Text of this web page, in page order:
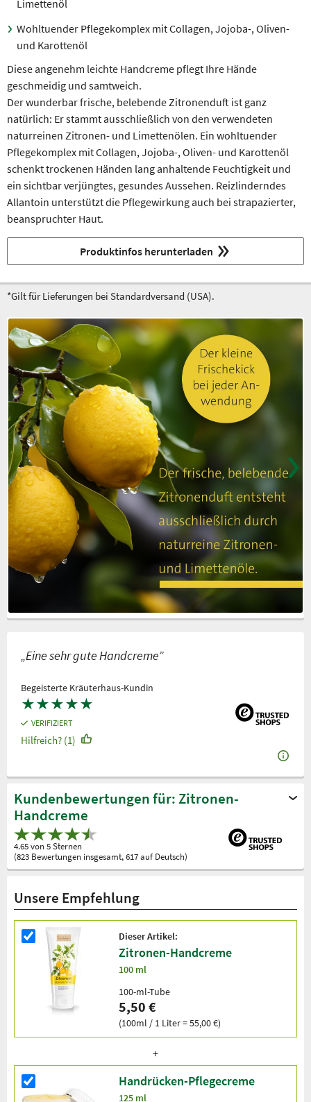
Limettenöl
Wohltuender Pflegekomplex mit Collagen, Jojoba-, Oliven-
und Karottenöl
Diese angenehm leichte Handcreme pflegt Ihre Hände
geschmeidig und samtweich.
Der wunderbar frische, belebende Zitronenduft ist ganz
natürlich: Er stammt ausschließlich von den verwendeten
naturreinen Zitronen- und Limettenölen. Ein wohltuender
Pflegekomplex mit Collagen, Jojoba-, Oliven- und Karottenöl
schenkt trockenen Händen lang anhaltende Feuchtigkeit und
ein sichtbar verjüngtes, gesundes Aussehen. Reizlinderndes
Allantoin unterstützt die Pflegewirkung auch bei strapazierter,
beanspruchter Haut.
Produktinfos herunterladen
*Gilt für Lieferungen bei Standardversand (USA).
„Eine sehr gute Handcreme”
Begeisterte Kräuterhaus-Kundin
★★★★★
VERIFIZIERT
Hilfreich? (1)
Kundenbewertungen für: Zitronen-
Handcreme
4.65 von 5 Sternen
(823 Bewertungen insgesamt, 617 auf Deutsch)
Unsere Empfehlung
Dieser Artikel:
Zitronen-Handcreme
100 ml
100-ml-Tube
5,50 €
(100ml / 1 Liter = 55,00 €)
Handrücken-Pflegecreme
125 ml